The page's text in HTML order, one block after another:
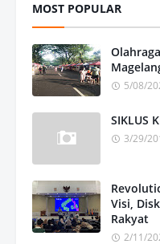
MOST POPULAR
5/08/
SIKLUS
3/29/
Visi,
Rakyat
2/11/